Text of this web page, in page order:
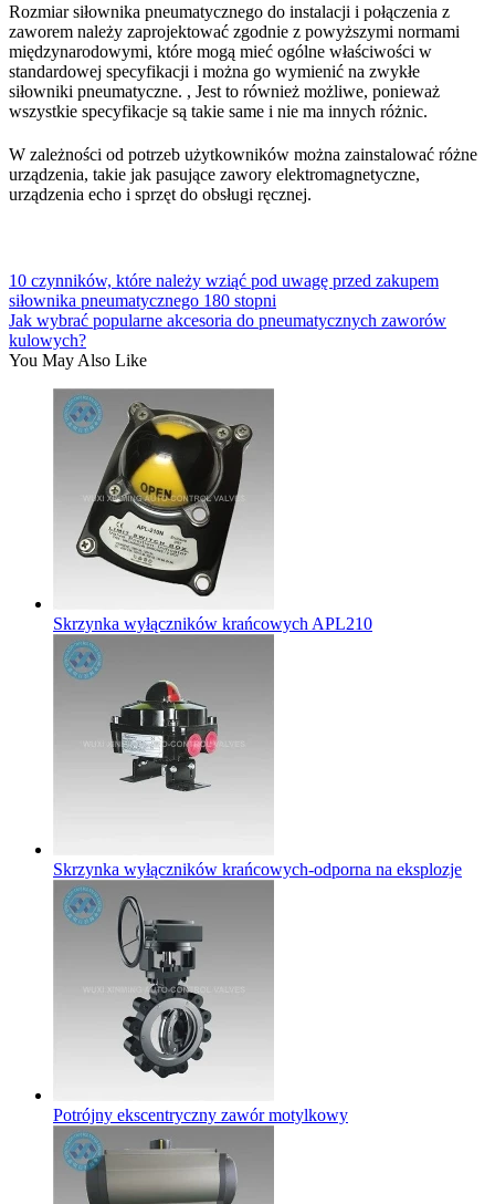
Rozmiar siłownika pneumatycznego do instalacji i połączenia z
zaworem należy zaprojektować zgodnie z powyższymi normami
międzynarodowymi, które mogą mieć ogólne właściwości w
standardowej specyfikacji i można go wymienić na zwykłe
siłowniki pneumatyczne. , Jest to również możliwe, ponieważ
wszystkie specyfikacje są takie same i nie ma innych różnic.
W zależności od potrzeb użytkowników można zainstalować różne
urządzenia, takie jak pasujące zawory elektromagnetyczne,
urządzenia echo i sprzęt do obsługi ręcznej.
10 czynników, które należy wziąć pod uwagę przed zakupem
siłownika pneumatycznego 180 stopni
Jak wybrać popularne akcesoria do pneumatycznych zaworów
kulowych?
You May Also Like
Skrzynka wyłączników krańcowych APL210
Skrzynka wyłączników krańcowych-odporna na eksplozje
Potrójny ekscentryczny zawór motylkowy